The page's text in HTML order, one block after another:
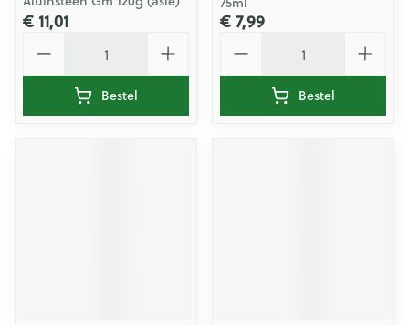
€ 11,01
Bestel
€ 7,99
Bestel